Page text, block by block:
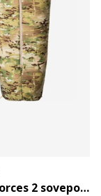
Special Forces 2 sovepose